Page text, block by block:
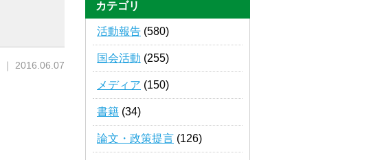
｜ 2016.06.07
カテゴリ
活動報告 (580)
国会活動 (255)
メディア (150)
書籍 (34)
論文・政策提言 (126)